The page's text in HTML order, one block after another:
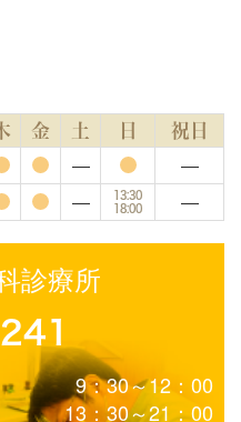
金 土 日 祝日
― ―
―
13:30
18:00
―
診療所
9：30～12：00
13：30～21：00